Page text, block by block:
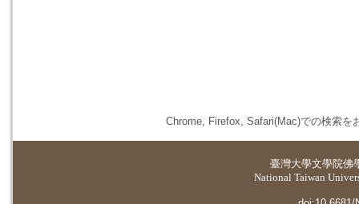
Chrome, Firefox, Safari(Mac)での検索を
臺灣大學文學院佛
National Taiwan